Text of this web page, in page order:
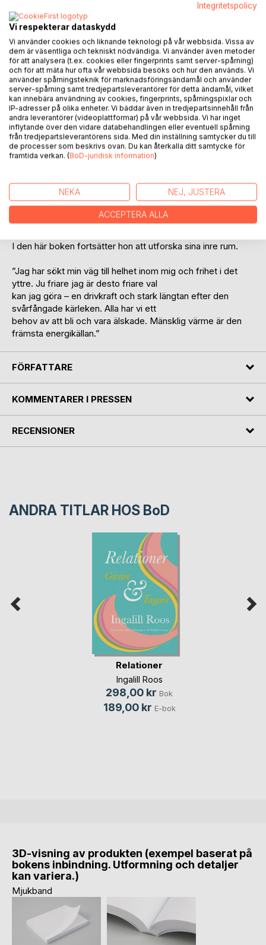
Ingalill Roos är auktoriserad socionom, psykodynamisk
samtalsterapeut och författare. Hon är bosatt i Göteborg
och har tidigare skrivit böckerna Energitjuvar, Kärlekens
energi, Upptäck och skydda dig mot energitjuvar och
Närhet och svek.
Insiktens Energi handlar om författarens
utvecklingsprocess och befrielse från oro, rädsla, svek,
orättvisa och destruktiva mönster.
Hon har sökt efter vad som står i vägen för att bli sann och
äkta för att kunna känna lättnad och glädje.
Hennes utanförskap, oberättigade och orättvisa skam- och
utgångspunkten.
Hon har funnit ett samband mellan psykologi, filosofi och
Jesu lära – de har samma rötter – sanningssökande och
kärlek.
I den här boken fortsätter hon att utforska sina inre rum.
”Jag har sökt min väg till helhet inom mig och frihet i det
yttre. Ju friare jag är desto friare val
kan jag göra – en drivkraft och stark längtan efter den
svårfångade kärleken. Alla har vi ett
behov av att bli och vara älskade. Mänsklig värme är den
främsta energikällan.”
FÖRFATTARE
KOMMENTARER I PRESSEN
RECENSIONER
ANDRA TITLAR HOS BoD
Relationer
Ingalill Roos
298,00 kr Bok
189,00 kr E-bok
3D-visning av produkten (exempel baserat på
bokens inbindning. Utformning och detaljer
kan variera.)
Mjukband
Integritetspolicy
Vi respekterar dataskydd
Vi använder cookies och liknande teknologi på vår webbsida. Vissa av
dem är väsentliga och tekniskt nödvändiga. Vi använder även metoder
för att analysera (t.ex. cookies eller fingerprints samt server-spårning)
och för att mäta hur ofta vår webbsida besöks och hur den används. Vi
använder spårningsteknik för marknadsföringsändamål och använder
server-spårning samt tredjepartsleverantörer för detta ändamål, vilket
kan innebära användning av cookies, fingerprints, spårningspixlar och
IP-adresser på olika enheter. Vi bäddar även in tredjepartsinnehåll från
andra leverantörer (videoplattformar) på vår webbsida. Vi har inget
inflytande över den vidare databehandlingen eller eventuell spårning
från tredjepartsleverantörens sida. Med din inställning samtycker du till
de processer som beskrivs ovan. Du kan återkalla ditt samtycke för
framtida verkan. (BoD-juridisk information)
NEKA NEJ, JUSTERA
ACCEPTERA ALLA